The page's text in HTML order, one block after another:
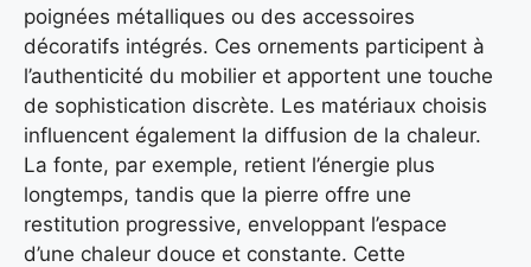
poignées métalliques ou des accessoires
décoratifs intégrés. Ces ornements participent à
l’authenticité du mobilier et apportent une touche
de sophistication discrète. Les matériaux choisis
influencent également la diffusion de la chaleur.
La fonte, par exemple, retient l’énergie plus
longtemps, tandis que la pierre offre une
restitution progressive, enveloppant l’espace
d’une chaleur douce et constante. Cette